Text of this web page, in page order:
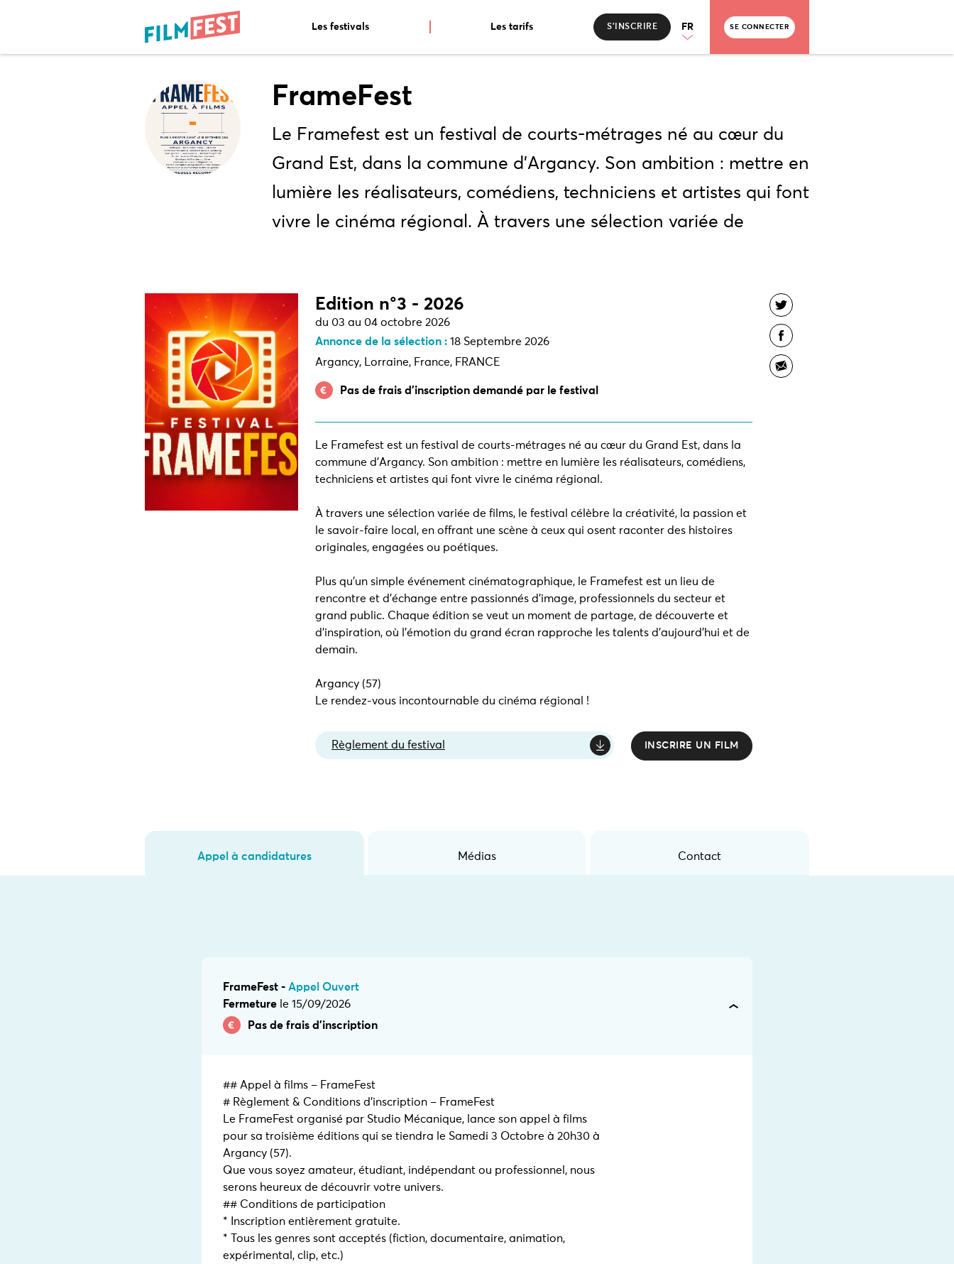
Les festivals Les tarifs S’INSCRIRE FR SE CONNECTER
FrameFest
Le Framefest est un festival de courts-métrages né au cœur du
Grand Est, dans la commune d’Argancy. Son ambition : mettre en
lumière les réalisateurs, comédiens, techniciens et artistes qui font
vivre le cinéma régional. À travers une sélection variée de
Edition n°3 - 2026
du 03 au 04 octobre 2026
Annonce de la sélection : 18 Septembre 2026
Argancy, Lorraine, France, FRANCE
Pas de frais d’inscription demandé par le festival
Le Framefest est un festival de courts-métrages né au cœur du Grand Est, dans la
commune d’Argancy. Son ambition : mettre en lumière les réalisateurs, comédiens,
techniciens et artistes qui font vivre le cinéma régional.
À travers une sélection variée de films, le festival célèbre la créativité, la passion et
le savoir-faire local, en offrant une scène à ceux qui osent raconter des histoires
originales, engagées ou poétiques.
Plus qu’un simple événement cinématographique, le Framefest est un lieu de
rencontre et d’échange entre passionnés d’image, professionnels du secteur et
grand public. Chaque édition se veut un moment de partage, de découverte et
d’inspiration, où l’émotion du grand écran rapproche les talents d’aujourd’hui et de
demain.
Argancy (57)
Le rendez-vous incontournable du cinéma régional !
Règlement du festival INSCRIRE UN FILM
Appel à candidatures Médias Contact
FrameFest - Appel Ouvert
Fermeture le 15/09/2026
Pas de frais d’inscription
## Appel à films – FrameFest
# Règlement & Conditions d'inscription – FrameFest
Le FrameFest organisé par Studio Mécanique, lance son appel à films
pour sa troisième éditions qui se tiendra le Samedi 3 Octobre à 20h30 à
Argancy (57).
Que vous soyez amateur, étudiant, indépendant ou professionnel, nous
serons heureux de découvrir votre univers.
## Conditions de participation
* Inscription entièrement gratuite.
* Tous les genres sont acceptés (fiction, documentaire, animation,
expérimental, clip, etc.)